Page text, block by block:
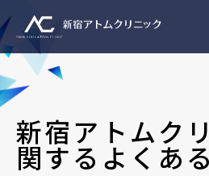
新宿アトムク
関するよくあ